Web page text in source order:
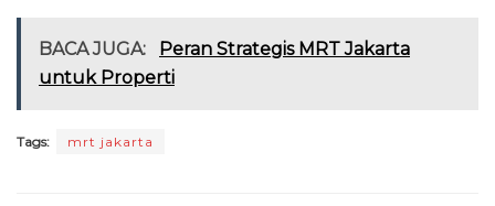
c
e
o
it
te
a
ts
p
e re ai n ai
BACA JUGA:
Peran Strategis MRT Jakarta
untuk Properti
Tags: mrt jakarta